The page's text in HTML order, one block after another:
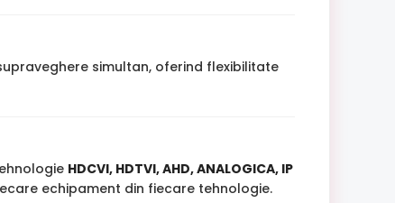
simultan, oferind flexibilitate
HDCVI, HDTVI, AHD, ANALOGICA, IP
echipament din fiecare tehnologie.